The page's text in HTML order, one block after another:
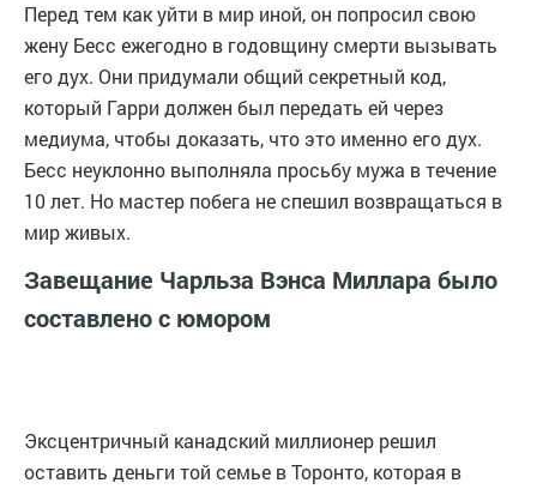
Перед тем как уйти в мир иной, он попросил свою
жену Бесс ежегодно в годовщину смерти вызывать
его дух. Они придумали общий секретный код,
который Гарри должен был передать ей через
медиума, чтобы доказать, что это именно его дух.
Бесс неуклонно выполняла просьбу мужа в течение
10 лет. Но мастер побега не спешил возвращаться в
мир живых.
Завещание Чарльза Вэнса Миллара было
составлено с юмором
Эксцентричный канадский миллионер решил
оставить деньги той семье в Торонто, которая в